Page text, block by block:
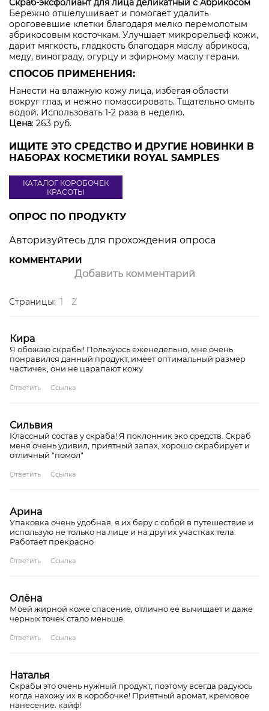
Скраб-эксфолиант для лица деликатный с Абрикосом
Бережно отшелушивает и помогает удалить
ороговевшие клетки благодаря мелко перемолотым
абрикосовым косточкам. Улучшает микрорельеф кожи,
дарит мягкость, гладкость благодаря маслу абрикоса,
меду, винограду, огурцу и эфирному маслу герани.
СПОСОБ ПРИМЕНЕНИЯ:
Нанести на влажную кожу лица, избегая области
вокруг глаз, и нежно помассировать. Тщательно смыть
водой. Использовать 1-2 раза в неделю.
Цена: 263 руб.
ИЩИТЕ ЭТО СРЕДСТВО И ДРУГИЕ НОВИНКИ В
НАБОРАХ КОСМЕТИКИ ROYAL SAMPLES
КАТАЛОГ КОРОБОЧЕК
КРАСОТЫ
ОПРОС ПО ПРОДУКТУ
Авторизуйтесь для прохождения опроса
КОММЕНТАРИИ
Добавить комментарий
Страницы: 1 2
Кира
Я обожаю скрабы! Пользуюсь еженедельно, мне очень
понравился данный продукт, имеет оптимальный размер
частичек, они не царапают кожу
Ответить Ссылка
Сильвия
Классный состав у скраба! Я поклонник эко средств. Скраб
меня очень удивил, приятный запах, хорошо скрабирует и
отличный "помол"
Ответить Ссылка
Арина
Упаковка очень удобная, я их беру с собой в путешествие и
использую не только на лице и на других участках тела.
Работает прекрасно
Ответить Ссылка
Олёна
Моей жирной коже спасение, отлично ее вычищает и даже
черных точек стало меньше
Ответить Ссылка
Наталья
Скрабы это очень нужный продукт, поэтому всегда радуюсь
когда нахожу их в коробочке! Приятный аромат, кремовое
нанесение. кайф!